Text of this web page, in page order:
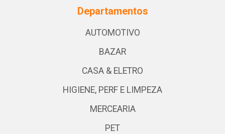
Departamentos
AUTOMOTIVO
BAZAR
CASA & ELETRO
HIGIENE, PERF E LIMPEZA
MERCEARIA
PET